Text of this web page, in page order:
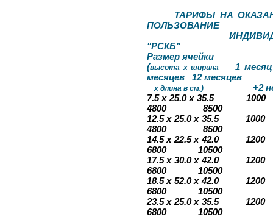
ТАРИФЫ НА
ПОЛЬЗОВАНИЕ
"РСКБ"
Размер ячейки
(высота х ширина
1
месяцев 12 месяцев
х длина в см.) +2
7.5 х 25.0 х
4800 8500
12.5 х 25.0 х
4800 8500
14.5 х 22.5 х
6800 10500
17.5 х 30.0 х
6800 10500
18.5 х 52.0 х
6800 10500
23.5 х 25.0 х
6800 10500